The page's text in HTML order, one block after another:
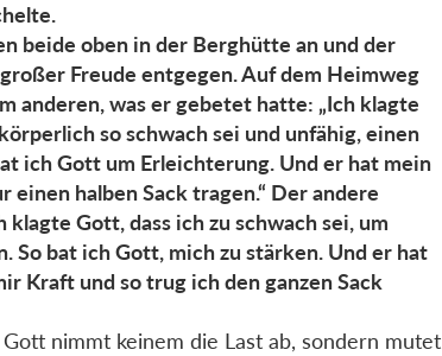
beide oben in der Berghütte an und der
Freude entgegen. Auf dem Heimweg
anderen, was er gebetet hatte: „Ich klagte
so schwach sei und unfähig, einen
ich Gott um Erleichterung. Und er hat mein
einen halben Sack tragen.“ Der andere
Gott, dass ich zu schwach sei, um
So bat ich Gott, mich zu stärken. Und er hat
Kraft und so trug ich den ganzen Sack
nimmt keinem die Last ab, sondern mutet